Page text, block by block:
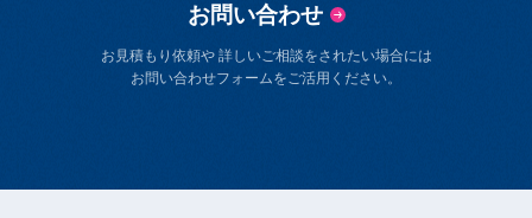
お問い合わせ
お見積もり依頼や 詳しいご相談をされたい場合には
お問い合わせフォームをご活用ください。